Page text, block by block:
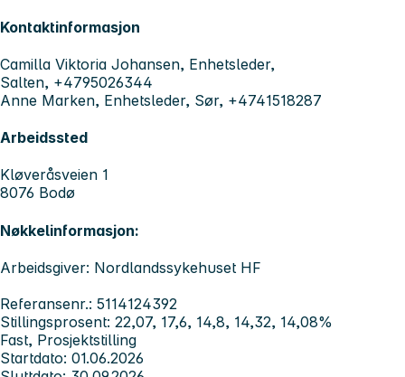
Kontaktinformasjon
Camilla Viktoria Johansen, Enhetsleder,
Salten, +4795026344
Anne Marken, Enhetsleder, Sør, +4741518287
Arbeidssted
Kløveråsveien 1
8076 Bodø
Nøkkelinformasjon:
Arbeidsgiver: Nordlandssykehuset HF
Referansenr.: 5114124392
Stillingsprosent: 22,07, 17,6, 14,8, 14,32, 14,08%
Fast, Prosjektstilling
Startdato: 01.06.2026